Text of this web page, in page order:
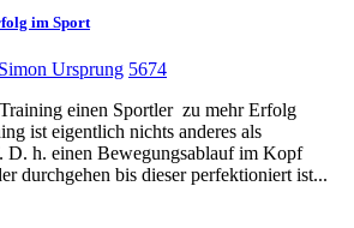
im Sport
Simon Ursprung 5674
einen Sportler zu mehr Erfolg
ist eigentlich nichts anderes als
D. h. einen Bewegungsablauf im Kopf
durchgehen bis dieser perfektioniert ist...